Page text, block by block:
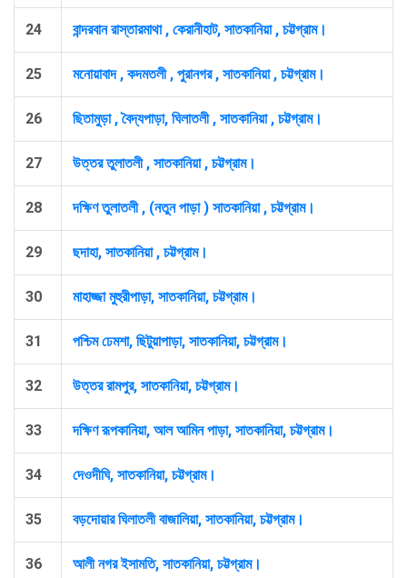
24 বান্দরবান রাস্তারমাথা , কেরানীহাট, সাতকানিয়া , চট্টগ্রাম।
25 মনোয়াবাদ , কদমতলী , পুরানগর , সাতকানিয়া , চট্টগ্রাম।
26 ছিতামুড়া , বৈদ্যপাড়া, ঘিলাতলী , সাতকানিয়া , চট্টগ্রাম।
27 উত্তর তুলাতলী , সাতকানিয়া , চট্টগ্রাম।
28 দক্ষিণ তুলাতলী , (নতুন পাড়া ) সাতকানিয়া , চট্টগ্রাম।
29 ছদাহা, সাতকানিয়া , চট্টগ্রাম।
30 মাহাজ্জা মুহুরীপাড়া, সাতকানিয়া, চট্টগ্রাম।
31 পশ্চিম ঢেমশা, ছিটুয়াপাড়া, সাতকানিয়া, চট্টগ্রাম।
32 উত্তর রামপুর, সাতকানিয়া, চট্টগ্রাম।
33 দক্ষিণ রূপকানিয়া, আল আমিন পাড়া, সাতকানিয়া, চট্টগ্রাম।
34 দেওদীঘি, সাতকানিয়া, চট্টগ্রাম।
35 বড়দোয়ার ঘিলাতলী বাজালিয়া, সাতকানিয়া, চট্টগ্রাম।
36 আলী নগর ইসামতি, সাতকানিয়া, চট্টগ্রাম।